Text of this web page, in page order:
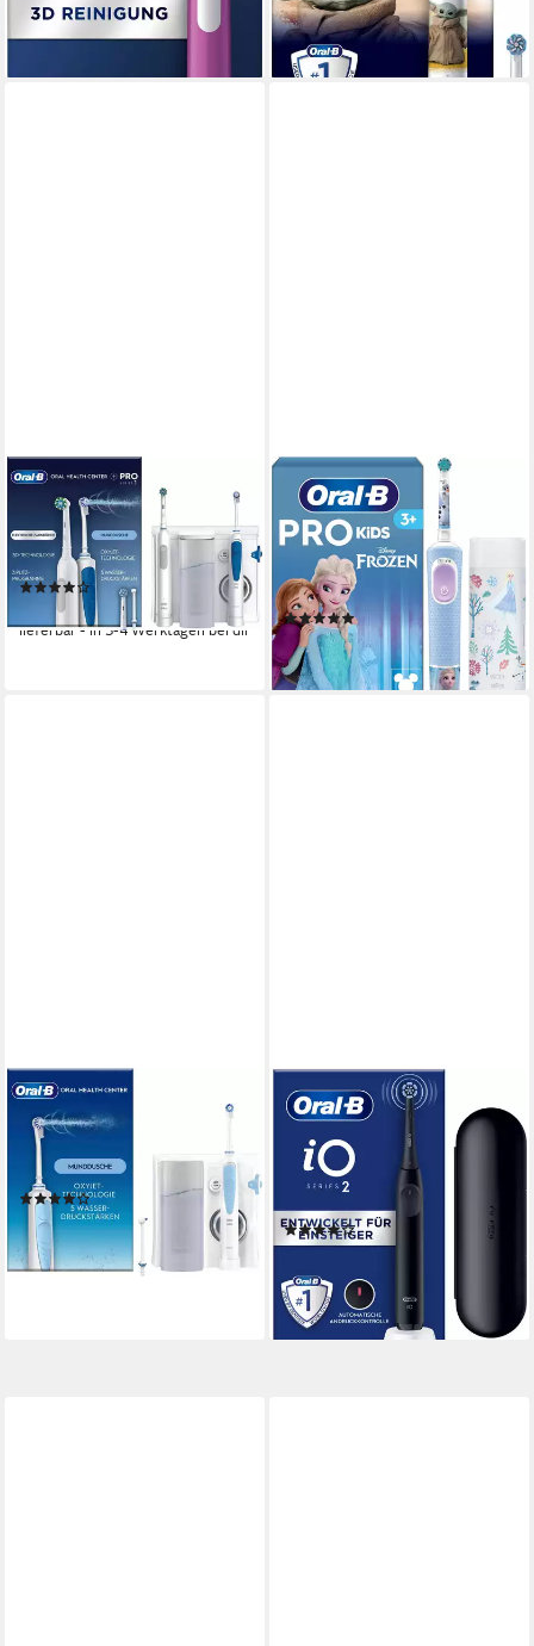
lieferbar - in 5-6 Werktagen bei dir lieferbar - in 5-6 Werktagen bei dir
ORAL-B
Munddusche Oral Health
Center, mit PRO Series 1
elektrische Zahnbürste
(58)
ab 103,94 €
lieferbar - in 3-4 Werktagen bei dir
ORAL-B
Elektrische Zahnbürste Pro
Kids Frozen
Aufsteckbürsten
2 Reinigungsprogramme
(23)
45,90 €
lieferbar - in 7-9 Werktagen bei dir
ORAL-B
Munddusche Oral Health
Center, Anpassbare
Wasserstrahlen
(99)
ab 76,44 €
lieferbar - in 6-7 Werktagen bei dir
ORAL-B
Elektrische Zahnbürste iO
Series 2
1 St. Aufsteckbürsten
(26)
ab 65,90 €
lieferbar - in 5-6 Werktagen bei dir